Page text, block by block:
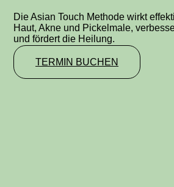
Die Asian Touch Methode wirkt
Haut, Akne und Pickelmale,
und fördert die Heilung.
TERMIN BUCHEN